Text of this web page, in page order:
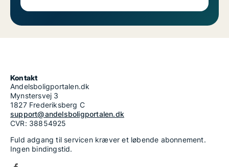
Kontakt
Andelsboligportalen.dk
Mynstersvej 3
1827 Frederiksberg C
support@andelsboligportalen.dk
CVR: 38854925
Fuld adgang til servicen kræver et løbende abonnement.
Ingen bindingstid.